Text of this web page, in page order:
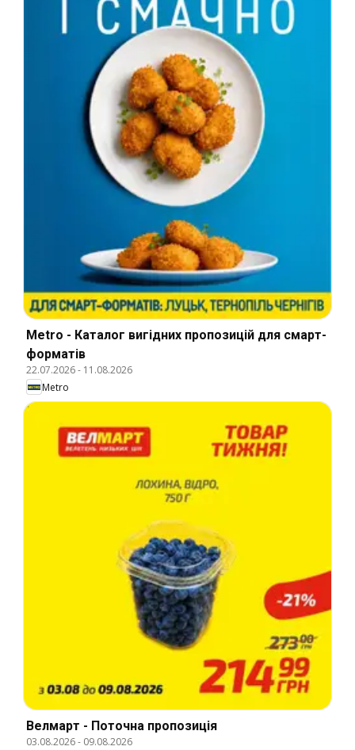
Metro - Каталог вигідних пропозицій для смарт-
форматів
22.07.2026- 11.08.2026
Metro
Велмарт - Поточна пропозиція
03.08.2026- 09.08.2026